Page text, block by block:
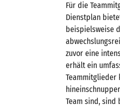
Für die
Dienstplan
beispielsweise
zuvor eine
erhält ein
Teammitglieder
Team sind, sind